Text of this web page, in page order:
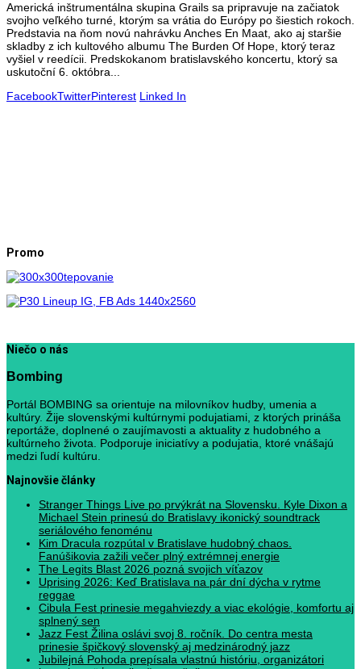
Americká inštrumentálna skupina Grails sa pripravuje na začiatok
svojho veľkého turné, ktorým sa vrátia do Európy po šiestich rokoch.
Predstavia na ňom novú nahrávku Anches En Maat, ako aj staršie
skladby z ich kultového albumu The Burden Of Hope, ktorý teraz
vyšiel v reedícii. Predskokanom bratislavského koncertu, ktorý sa
uskutoční 6. októbra...
FacebookTwitterPinterest Linked In
Promo
Niečo o nás
Bombing
Portál BOMBING sa orientuje na milovníkov hudby, umenia a
kultúry. Žije slovenskými kultúrnymi podujatiami, z ktorých prináša
reportáže, doplnené o zaujímavosti a aktuality z hudobného a
kultúrneho života. Podporuje iniciatívy a podujatia, ktoré vnášajú
medzi ľudí kultúru.
Najnovšie články
Stranger Things Live po prvýkrát na Slovensku. Kyle Dixon a
Michael Stein prinesú do Bratislavy ikonický soundtrack
seriálového fenoménu
Kim Dracula rozpútal v Bratislave hudobný chaos.
Fanúšikovia zažili večer plný extrémnej energie
The Legits Blast 2026 pozná svojich víťazov
Uprising 2026: Keď Bratislava na pár dní dýcha v rytme
reggae
Cibula Fest prinesie megahviezdy a viac ekológie, komfortu aj
splnený sen
Jazz Fest Žilina oslávi svoj 8. ročník. Do centra mesta
prinesie špičkový slovenský aj medzinárodný jazz
Jubilejná Pohoda prepísala vlastnú históriu, organizátori